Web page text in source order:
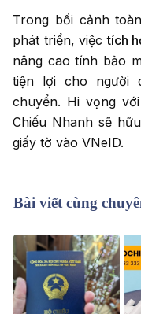
Trong bối cảnh
phát triển, việctích
nâng cao tính bảo
tiện lợi cho người
chuyển. Hi vọng
Chiếu Nhanh sẽ
giấy tờ vào VNeID.
Bài viết cùng